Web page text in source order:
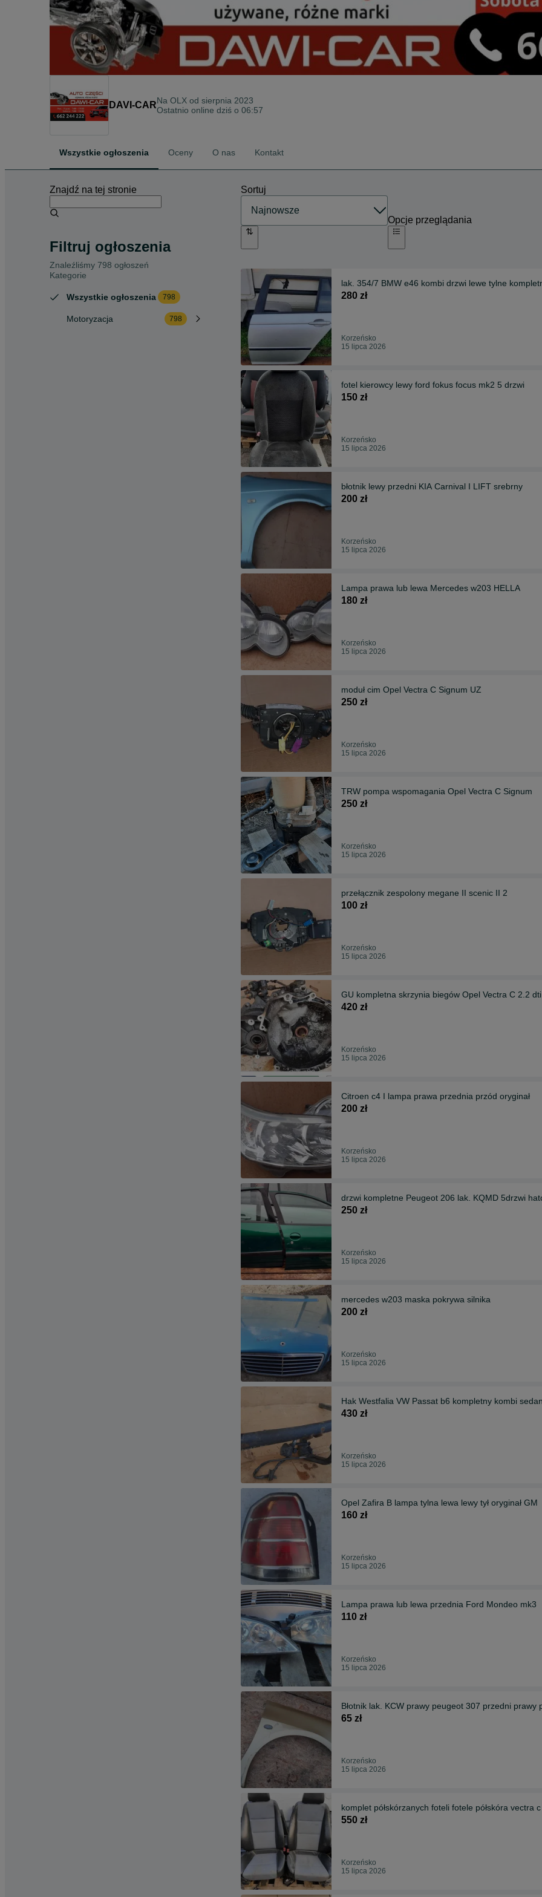
DAVI-CARNa OLX od sierpnia 2023
Ostatnio online dziś o 06:57
Wszystkie ogłoszenia Oceny O nas Kontakt
Znajdź na tej stronie
Filtruj ogłoszenia
Znaleźliśmy 798 ogłoszeń
Kategorie
Wszystkie ogłoszenia 798
Motoryzacja 798
Sortuj
Opcje przeglądania
lak. 354/7 BMW e46 kombi drzwi lewe tylne
280 zł
Korzeńsko
15 lipca 2026
fotel kierowcy lewy ford fokus focus mk2 5 drzwi
150 zł
Korzeńsko
15 lipca 2026
błotnik lewy przedni KIA Carnival I LIFT srebrny
200 zł
Korzeńsko
15 lipca 2026
Lampa prawa lub lewa Mercedes w203 HELLA
180 zł
Korzeńsko
15 lipca 2026
moduł cim Opel Vectra C Signum UZ
250 zł
Korzeńsko
15 lipca 2026
TRW pompa wspomagania Opel Vectra C Signum
250 zł
Korzeńsko
15 lipca 2026
przełącznik zespolony megane II scenic II 2
100 zł
Korzeńsko
15 lipca 2026
GU kompletna skrzynia biegów Opel Vectra C 2.2 dti
420 zł
Korzeńsko
15 lipca 2026
Citroen c4 I lampa prawa przednia przód oryginał
200 zł
Korzeńsko
15 lipca 2026
drzwi kompletne Peugeot 206 lak. KQMD 5drzwi
250 zł
Korzeńsko
15 lipca 2026
mercedes w203 maska pokrywa silnika
200 zł
Korzeńsko
15 lipca 2026
Hak Westfalia VW Passat b6 kompletny kombi
430 zł
Korzeńsko
15 lipca 2026
Opel Zafira B lampa tylna lewa lewy tył oryginał GM
160 zł
Korzeńsko
15 lipca 2026
Lampa prawa lub lewa przednia Ford Mondeo mk3
110 zł
Korzeńsko
15 lipca 2026
Błotnik lak. KCW prawy peugeot 307 przedni prawy
65 zł
Korzeńsko
15 lipca 2026
komplet półskórzanych foteli fotele półskóra vectra
550 zł
Korzeńsko
15 lipca 2026